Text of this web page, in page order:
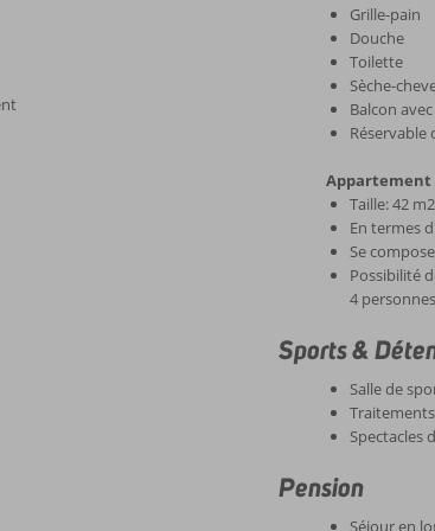
Grille-pain
Douche
Toilette
Sèche-
Balcon
Appartement
Taille: 42 m2
En termes
Se
Possibilité
4
Sports &
Salle de
Spectacles
Pension
Séjour en